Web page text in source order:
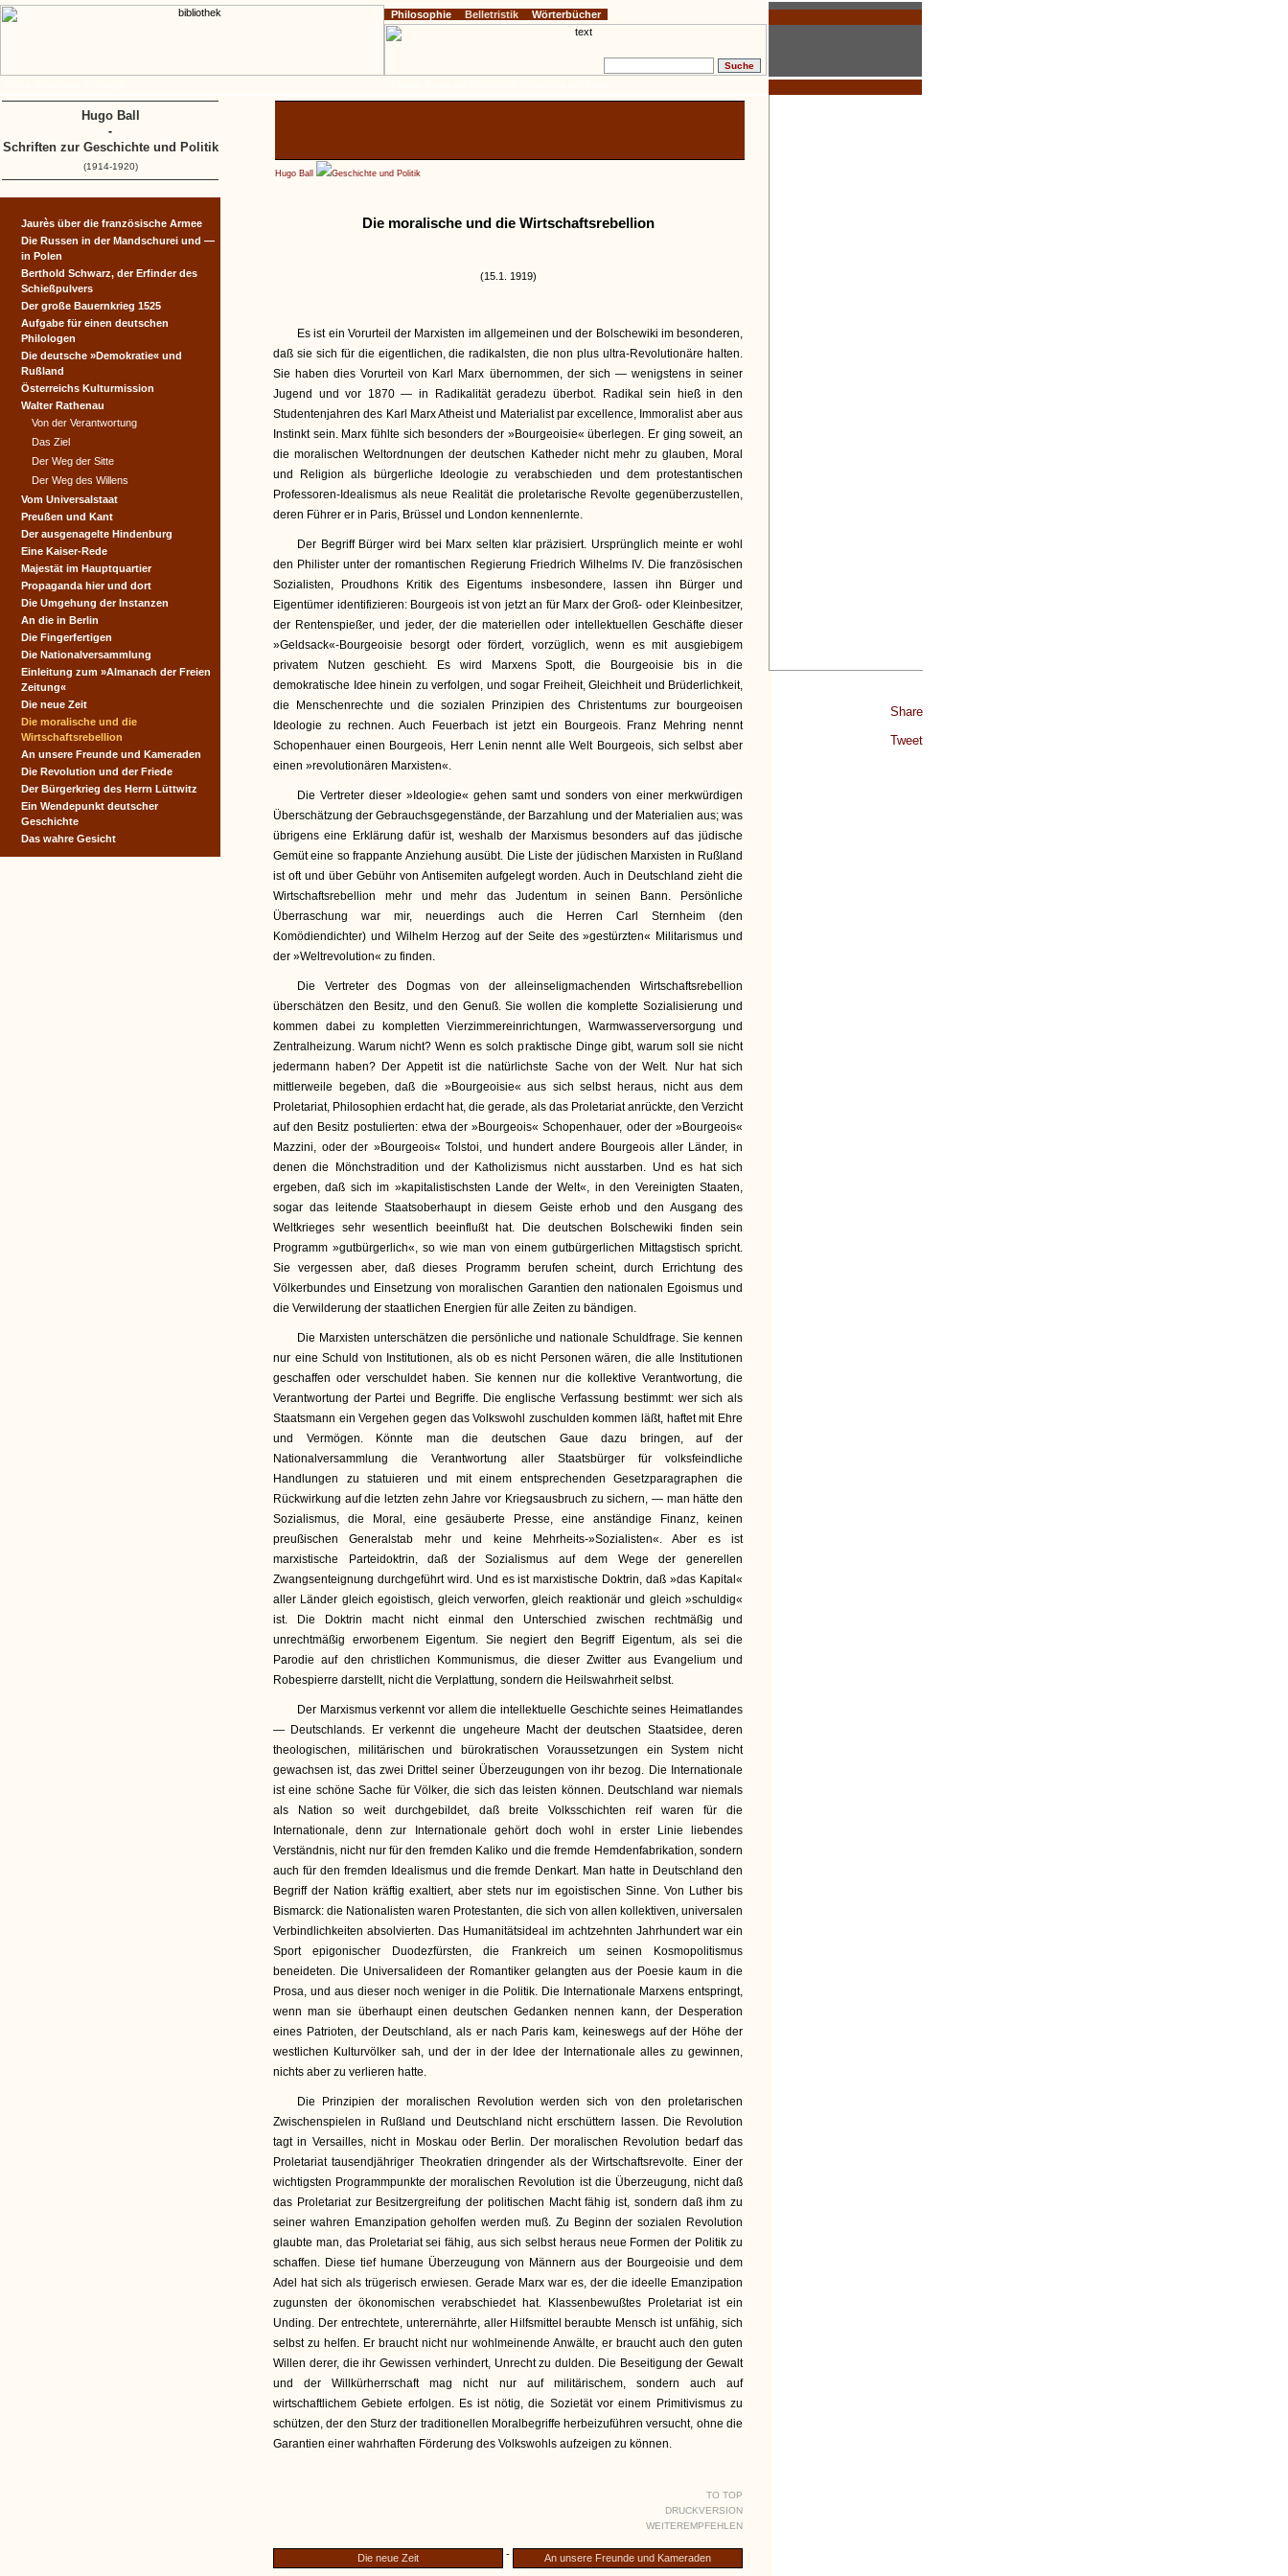
Share
Tweet
Hugo Ball Geschichte und Politik
Die moralische und die Wirtschaftsrebellion
(15.1. 1919)
Es ist ein Vorurteil der Marxisten im allgemeinen und der Bolschewiki im besonderen,
daß sie sich für die eigentlichen, die radikalsten, die non plus ultra-Revolutionäre halten.
Sie haben dies Vorurteil von Karl Marx übernommen, der sich — wenigstens in seiner
Jugend und vor 1870 — in Radikalität geradezu überbot. Radikal sein hieß in den
Studentenjahren des Karl Marx Atheist und Materialist par excellence, Immoralist aber aus
Instinkt sein. Marx fühlte sich besonders der »Bourgeoisie« überlegen. Er ging soweit, an
die moralischen Weltordnungen der deutschen Katheder nicht mehr zu glauben, Moral
und Religion als bürgerliche Ideologie zu verabschieden und dem protestantischen
Professoren-Idealismus als neue Realität die proletarische Revolte gegenüberzustellen,
deren Führer er in Paris, Brüssel und London kennenlernte.
Der Begriff Bürger wird bei Marx selten klar präzisiert. Ursprünglich meinte er wohl
den Philister unter der romantischen Regierung Friedrich Wilhelms IV. Die französischen
Sozialisten, Proudhons Kritik des Eigentums insbesondere, lassen ihn Bürger und
Eigentümer identifizieren: Bourgeois ist von jetzt an für Marx der Groß- oder Kleinbesitzer,
der Rentenspießer, und jeder, der die materiellen oder intellektuellen Geschäfte dieser
»Geldsack«-Bourgeoisie besorgt oder fördert, vorzüglich, wenn es mit ausgiebigem
privatem Nutzen geschieht. Es wird Marxens Spott, die Bourgeoisie bis in die
demokratische Idee hinein zu verfolgen, und sogar Freiheit, Gleichheit und Brüderlichkeit,
die Menschenrechte und die sozialen Prinzipien des Christentums zur bourgeoisen
Ideologie zu rechnen. Auch Feuerbach ist jetzt ein Bourgeois. Franz Mehring nennt
Schopenhauer einen Bourgeois, Herr Lenin nennt alle Welt Bourgeois, sich selbst aber
einen »revolutionären Marxisten«.
Die Vertreter dieser »Ideologie« gehen samt und sonders von einer merkwürdigen
Überschätzung der Gebrauchsgegenstände, der Barzahlung und der Materialien aus; was
übrigens eine Erklärung dafür ist, weshalb der Marxismus besonders auf das jüdische
Gemüt eine so frappante Anziehung ausübt. Die Liste der jüdischen Marxisten in Rußland
ist oft und über Gebühr von Antisemiten aufgelegt worden. Auch in Deutschland zieht die
Wirtschaftsrebellion mehr und mehr das Judentum in seinen Bann. Persönliche
Überraschung war mir, neuerdings auch die Herren Carl Sternheim (den
Komödiendichter) und Wilhelm Herzog auf der Seite des »gestürzten« Militarismus und
der »Weltrevolution« zu finden.
Die Vertreter des Dogmas von der alleinseligmachenden Wirtschaftsrebellion
überschätzen den Besitz, und den Genuß. Sie wollen die komplette Sozialisierung und
kommen dabei zu kompletten Vierzimmereinrichtungen, Warmwasserversorgung und
Zentralheizung. Warum nicht? Wenn es solch praktische Dinge gibt, warum soll sie nicht
jedermann haben? Der Appetit ist die natürlichste Sache von der Welt. Nur hat sich
mittlerweile begeben, daß die »Bourgeoisie« aus sich selbst heraus, nicht aus dem
Proletariat, Philosophien erdacht hat, die gerade, als das Proletariat anrückte, den Verzicht
auf den Besitz postulierten: etwa der »Bourgeois« Schopenhauer, oder der »Bourgeois«
Mazzini, oder der »Bourgeois« Tolstoi, und hundert andere Bourgeois aller Länder, in
denen die Mönchstradition und der Katholizismus nicht ausstarben. Und es hat sich
ergeben, daß sich im »kapitalistischsten Lande der Welt«, in den Vereinigten Staaten,
sogar das leitende Staatsoberhaupt in diesem Geiste erhob und den Ausgang des
Weltkrieges sehr wesentlich beeinflußt hat. Die deutschen Bolschewiki finden sein
Programm »gutbürgerlich«, so wie man von einem gutbürgerlichen Mittagstisch spricht.
Sie vergessen aber, daß dieses Programm berufen scheint, durch Errichtung des
Völkerbundes und Einsetzung von moralischen Garantien den nationalen Egoismus und
die Verwilderung der staatlichen Energien für alle Zeiten zu bändigen.
Die Marxisten unterschätzen die persönliche und nationale Schuldfrage. Sie kennen
nur eine Schuld von Institutionen, als ob es nicht Personen wären, die alle Institutionen
geschaffen oder verschuldet haben. Sie kennen nur die kollektive Verantwortung, die
Verantwortung der Partei und Begriffe. Die englische Verfassung bestimmt: wer sich als
Staatsmann ein Vergehen gegen das Volkswohl zuschulden kommen läßt, haftet mit Ehre
und Vermögen. Könnte man die deutschen Gaue dazu bringen, auf der
Nationalversammlung die Verantwortung aller Staatsbürger für volksfeindliche
Handlungen zu statuieren und mit einem entsprechenden Gesetzparagraphen die
Rückwirkung auf die letzten zehn Jahre vor Kriegsausbruch zu sichern, — man hätte den
Sozialismus, die Moral, eine gesäuberte Presse, eine anständige Finanz, keinen
preußischen Generalstab mehr und keine Mehrheits-»Sozialisten«. Aber es ist
marxistische Parteidoktrin, daß der Sozialismus auf dem Wege der generellen
Zwangsenteignung durchgeführt wird. Und es ist marxistische Doktrin, daß »das Kapital«
aller Länder gleich egoistisch, gleich verworfen, gleich reaktionär und gleich »schuldig«
ist. Die Doktrin macht nicht einmal den Unterschied zwischen rechtmäßig und
unrechtmäßig erworbenem Eigentum. Sie negiert den Begriff Eigentum, als sei die
Parodie auf den christlichen Kommunismus, die dieser Zwitter aus Evangelium und
Robespierre darstellt, nicht die Verplattung, sondern die Heilswahrheit selbst.
Der Marxismus verkennt vor allem die intellektuelle Geschichte seines Heimatlandes
— Deutschlands. Er verkennt die ungeheure Macht der deutschen Staatsidee, deren
theologischen, militärischen und bürokratischen Voraussetzungen ein System nicht
gewachsen ist, das zwei Drittel seiner Überzeugungen von ihr bezog. Die Internationale
ist eine schöne Sache für Völker, die sich das leisten können. Deutschland war niemals
als Nation so weit durchgebildet, daß breite Volksschichten reif waren für die
Internationale, denn zur Internationale gehört doch wohl in erster Linie liebendes
Verständnis, nicht nur für den fremden Kaliko und die fremde Hemdenfabrikation, sondern
auch für den fremden Idealismus und die fremde Denkart. Man hatte in Deutschland den
Begriff der Nation kräftig exaltiert, aber stets nur im egoistischen Sinne. Von Luther bis
Bismarck: die Nationalisten waren Protestanten, die sich von allen kollektiven, universalen
Verbindlichkeiten absolvierten. Das Humanitätsideal im achtzehnten Jahrhundert war ein
Sport epigonischer Duodezfürsten, die Frankreich um seinen Kosmopolitismus
beneideten. Die Universalideen der Romantiker gelangten aus der Poesie kaum in die
Prosa, und aus dieser noch weniger in die Politik. Die Internationale Marxens entspringt,
wenn man sie überhaupt einen deutschen Gedanken nennen kann, der Desperation
eines Patrioten, der Deutschland, als er nach Paris kam, keineswegs auf der Höhe der
westlichen Kulturvölker sah, und der in der Idee der Internationale alles zu gewinnen,
nichts aber zu verlieren hatte.
Die Prinzipien der moralischen Revolution werden sich von den proletarischen
Zwischenspielen in Rußland und Deutschland nicht erschüttern lassen. Die Revolution
tagt in Versailles, nicht in Moskau oder Berlin. Der moralischen Revolution bedarf das
Proletariat tausendjähriger Theokratien dringender als der Wirtschaftsrevolte. Einer der
wichtigsten Programmpunkte der moralischen Revolution ist die Überzeugung, nicht daß
das Proletariat zur Besitzergreifung der politischen Macht fähig ist, sondern daß ihm zu
seiner wahren Emanzipation geholfen werden muß. Zu Beginn der sozialen Revolution
glaubte man, das Proletariat sei fähig, aus sich selbst heraus neue Formen der Politik zu
schaffen. Diese tief humane Überzeugung von Männern aus der Bourgeoisie und dem
Adel hat sich als trügerisch erwiesen. Gerade Marx war es, der die ideelle Emanzipation
zugunsten der ökonomischen verabschiedet hat. Klassenbewußtes Proletariat ist ein
Unding. Der entrechtete, unterernährte, aller Hilfsmittel beraubte Mensch ist unfähig, sich
selbst zu helfen. Er braucht nicht nur wohlmeinende Anwälte, er braucht auch den guten
Willen derer, die ihr Gewissen verhindert, Unrecht zu dulden. Die Beseitigung der Gewalt
und der Willkürherrschaft mag nicht nur auf militärischem, sondern auch auf
wirtschaftlichem Gebiete erfolgen. Es ist nötig, die Sozietät vor einem Primitivismus zu
schützen, der den Sturz der traditionellen Moralbegriffe herbeizuführen versucht, ohne die
Garantien einer wahrhaften Förderung des Volkswohls aufzeigen zu können.
TO TOP
DRUCKVERSION
WEITEREMPFEHLEN
Die neue Zeit - An unsere Freunde und Kameraden
Jaurès über die französische Armee
Die Russen in der Mandschurei und —
in Polen
Berthold Schwarz, der Erfinder des
Schießpulvers
Der große Bauernkrieg 1525
Aufgabe für einen deutschen
Philologen
Die deutsche »Demokratie« und
Rußland
Österreichs Kulturmission
Walter Rathenau
Von der Verantwortung
Das Ziel
Der Weg der Sitte
Der Weg des Willens
Vom Universalstaat
Preußen und Kant
Der ausgenagelte Hindenburg
Eine Kaiser-Rede
Majestät im Hauptquartier
Propaganda hier und dort
Die Umgehung der Instanzen
An die in Berlin
Die Fingerfertigen
Die Nationalversammlung
Einleitung zum »Almanach der Freien
Zeitung«
Die neue Zeit
Die moralische und die
Wirtschaftsrebellion
An unsere Freunde und Kameraden
Die Revolution und der Friede
Der Bürgerkrieg des Herrn Lüttwitz
Ein Wendepunkt deutscher
Geschichte
Das wahre Gesicht
Philosophie Belletristik Wörterbücher
Hugo Ball
-
Schriften zur Geschichte und Politik
(1914-1920)